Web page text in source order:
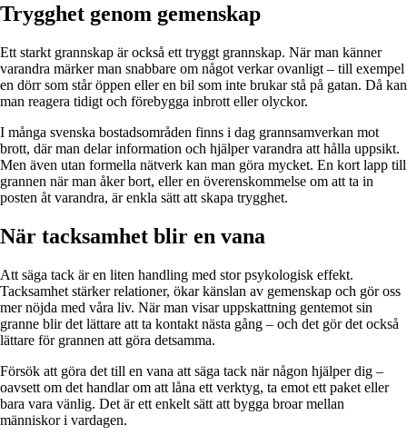
Trygghet genom gemenskap
Ett starkt grannskap är också ett tryggt grannskap. När man känner
varandra märker man snabbare om något verkar ovanligt – till exempel
en dörr som står öppen eller en bil som inte brukar stå på gatan. Då kan
man reagera tidigt och förebygga inbrott eller olyckor.
I många svenska bostadsområden finns i dag grannsamverkan mot
brott, där man delar information och hjälper varandra att hålla uppsikt.
Men även utan formella nätverk kan man göra mycket. En kort lapp till
grannen när man åker bort, eller en överenskommelse om att ta in
posten åt varandra, är enkla sätt att skapa trygghet.
När tacksamhet blir en vana
Att säga tack är en liten handling med stor psykologisk effekt.
Tacksamhet stärker relationer, ökar känslan av gemenskap och gör oss
mer nöjda med våra liv. När man visar uppskattning gentemot sin
granne blir det lättare att ta kontakt nästa gång – och det gör det också
lättare för grannen att göra detsamma.
Försök att göra det till en vana att säga tack när någon hjälper dig –
oavsett om det handlar om att låna ett verktyg, ta emot ett paket eller
bara vara vänlig. Det är ett enkelt sätt att bygga broar mellan
människor i vardagen.